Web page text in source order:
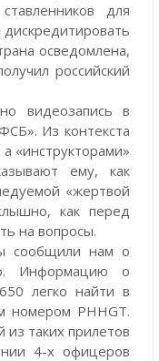
для
осведомлена,
российский
видеозапись в
Из контекста
«инструкторами»
ему, как
«жертвой
как перед
на вопросы.
сообщили нам о
Информацию о
легко найти в
номером PHHGT.
таких прилетов
4-х офицеров